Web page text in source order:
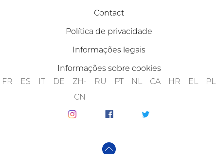
Contact
Política de privacidade
Informações legais
Informações sobre cookies
FR
ES IT DE
ZH-
CN
RU PT NL CA HR EL PL